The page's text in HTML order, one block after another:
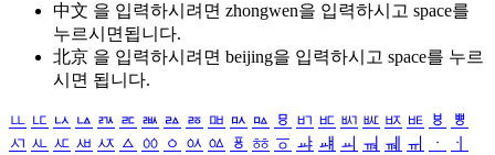
中文 을 입력하시려면 zhongwen을 입력하시고 space를
누르시면됩니다.
北京 을 입력하시려면 beijing을 입력하시고 space를 누르
시면 됩니다.
ㅥ ㅦ ㅧ ㅨ ㅩ ㅪ ㅫ ㅬ ㅭ ㅮ ㅯ ㅰ ㅱ ㅲ ㅳ ㅴ ㅵ ㅶ ㅷ ㅸ
ㅹ
ㅺ ㅻ ㅼ ㅽ ㅾ ㅿ ㆀ ㆁ ㆂ ㆃ ㆄ ㆅ ㆆ ㆇ ㆈ ㆉ ㆊ ㆋ ㆌ ㆍ
ㆎ